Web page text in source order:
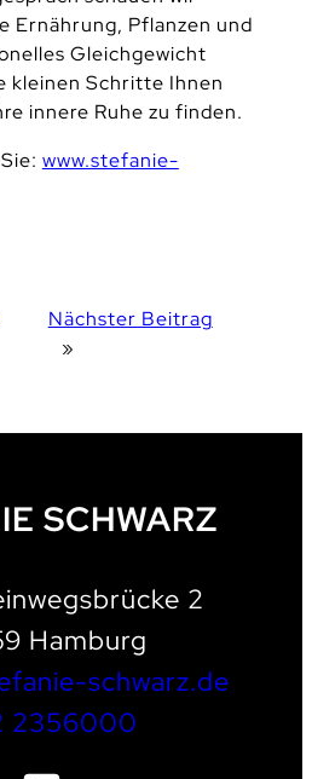
Ernährung, Pflanzen und
Gleichgewicht
kleinen Schritte Ihnen
innere Ruhe zu finden.
www.stefanie-
Nächster Beitrag
»
SCHWARZ
2
Hamburg
schwarz.de
2356000